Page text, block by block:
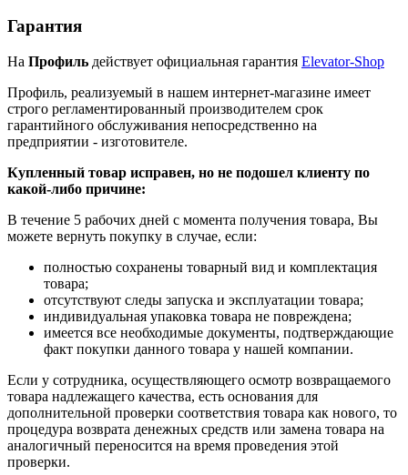
Гарантия
На Профиль действует официальная гарантия Elevator-Shop
Профиль, реализуемый в нашем интернет-магазине имеет
строго регламентированный производителем срок
гарантийного обслуживания непосредственно на
предприятии - изготовителе.
Купленный товар исправен, но не подошел клиенту по
какой-либо причине:
В течение 5 рабочих дней с момента получения товара, Вы
можете вернуть покупку в случае, если:
полностью сохранены товарный вид и комплектация
товара;
отсутствуют следы запуска и эксплуатации товара;
индивидуальная упаковка товара не повреждена;
имеется все необходимые документы, подтверждающие
факт покупки данного товара у нашей компании.
Если у сотрудника, осуществляющего осмотр возвращаемого
товара надлежащего качества, есть основания для
дополнительной проверки соответствия товара как нового, то
процедура возврата денежных средств или замена товара на
аналогичный переносится на время проведения этой
проверки.